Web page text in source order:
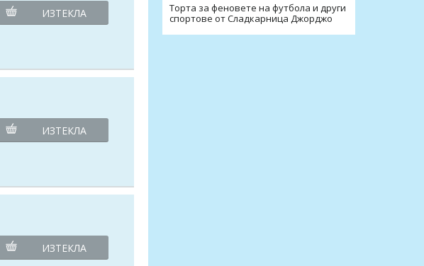
ИЗТЕКЛА
ИЗТЕКЛА
ИЗТЕКЛА
Торта за феновете на футбола и други
спортове от Сладкарница Джорджо